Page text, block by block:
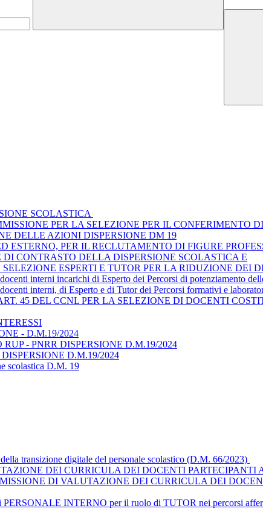
SCOLASTICA
PER LA SELEZIONE PER IL CONFERIMENTO
DELLE AZIONI DISPERSIONE DM 19
ESTERNO, PER IL RECLUTAMENTO DI FIGURE
CONTRASTO DELLA DISPERSIONE SCOLASTICA E
ESPERTI E TUTOR PER LA RIDUZIONE DEI
interni incarichi di Esperto dei Percorsi di potenziamento
interni, di Esperto e di Tutor dei Percorsi formativi e
45 DEL CCNL PER LA SELEZIONE DI DOCENTI
- D.M.19/2024
- PNRR DISPERSIONE D.M.19/2024
DISPERSIONE D.M.19/2024
scolastica D.M. 19
transizione digitale del personale scolastico (D.M. 66/2023)
DEI CURRICULA DEI DOCENTI PARTECIPANTI
DI VALUTAZIONE DEI CURRICULA DEI
INTERNO per il ruolo di TUTOR nei percorsi